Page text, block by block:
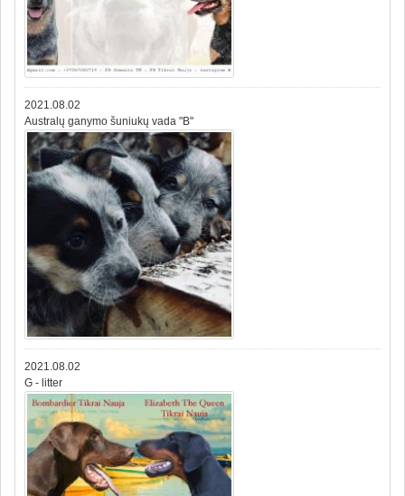
2021.08.02
Australų ganymo šuniukų vada "B"
2021.08.02
G - litter